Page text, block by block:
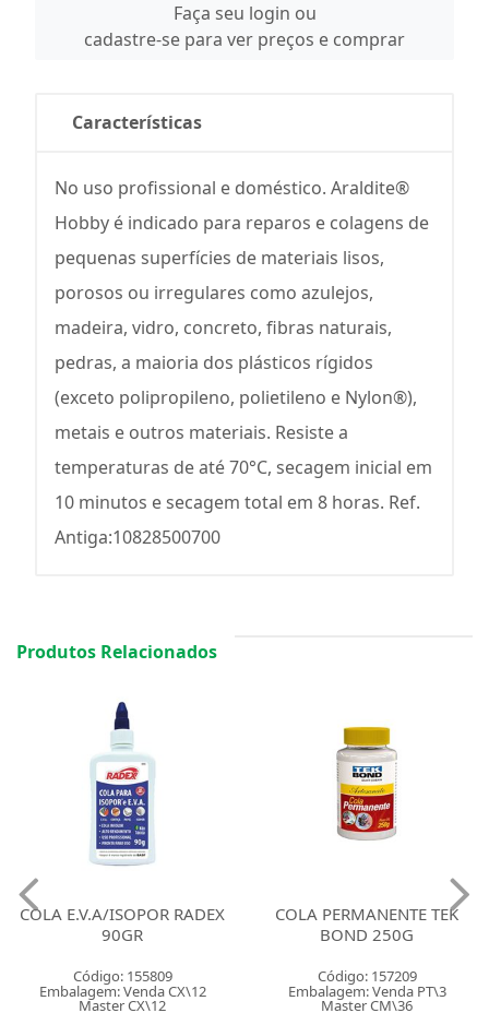
Faça seu login ou
cadastre-se para ver preços e comprar
Características
No uso profissional e doméstico. Araldite®
Hobby é indicado para reparos e colagens de
pequenas superfícies de materiais lisos,
porosos ou irregulares como azulejos,
madeira, vidro, concreto, fibras naturais,
pedras, a maioria dos plásticos rígidos
(exceto polipropileno, polietileno e Nylon®),
metais e outros materiais. Resiste a
temperaturas de até 70°C, secagem inicial em
10 minutos e secagem total em 8 horas. Ref.
Antiga:10828500700
Produtos Relacionados
COLA E.V.A/ISOPOR RADEX
90GR
Código: 155809
Embalagem: Venda CX\12
Master CX\12
COLA PERMANENTE TEK
BOND 250G
Código: 157209
Embalagem: Venda PT\3
Master CM\36